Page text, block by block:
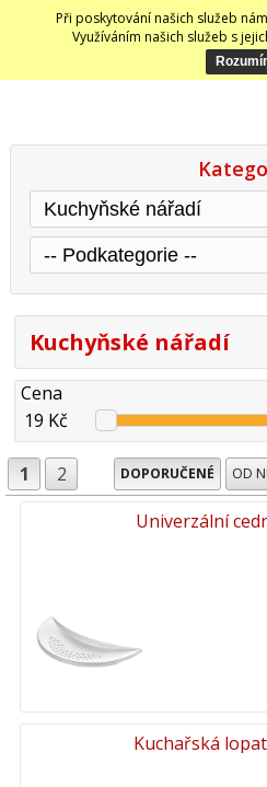
Při poskytování našich služeb
Využíváním našich služeb s
Kuchyňské nářadí
Cena
19 Kč
1 2 DOPORUČENÉ OD
Univerzální
Kuchařská